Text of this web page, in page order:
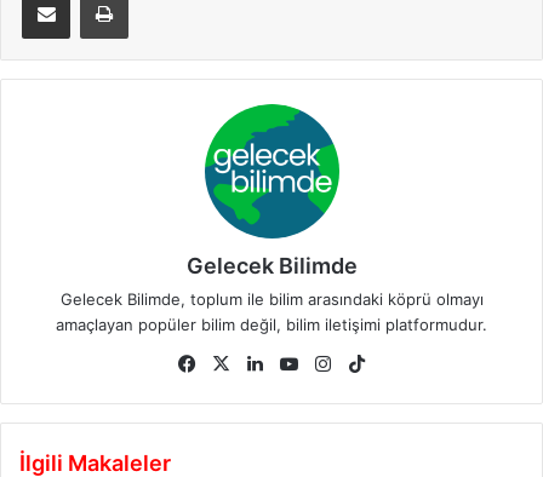
Gelecek Bilimde
Gelecek Bilimde, toplum ile bilim arasındaki köprü olmayı
amaçlayan popüler bilim değil, bilim iletişimi platformudur.
Facebook
X LinkedInYouTubeInstagram
İlgili Makaleler